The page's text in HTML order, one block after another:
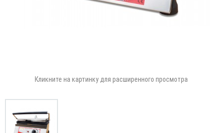
Кликните на картинку для расширенного просмотра